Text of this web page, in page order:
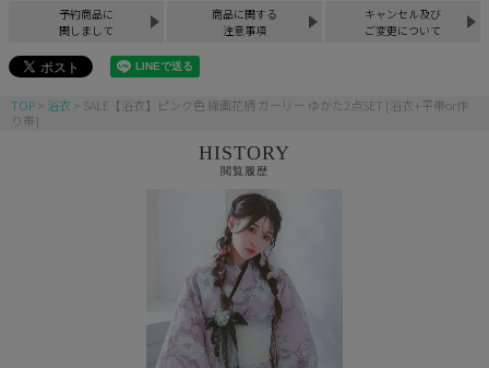
予約商品に
関しまして
商品に関する
注意事項
キャンセル及び
ご変更について
TOP 浴衣
SALE【浴衣】ピンク色 線画花柄 ガーリー ゆかた2点SET [浴衣+平帯or作
り帯]
HISTORY
閲覧履歴